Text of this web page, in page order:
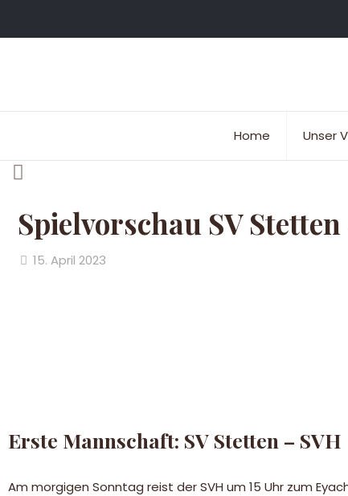
Home Unser
Spielvorschau SV Stetten
15. April 2023
Erste Mannschaft: SV Stetten – SVH
Am morgigen Sonntag reist der SVH um 15 Uhr zum